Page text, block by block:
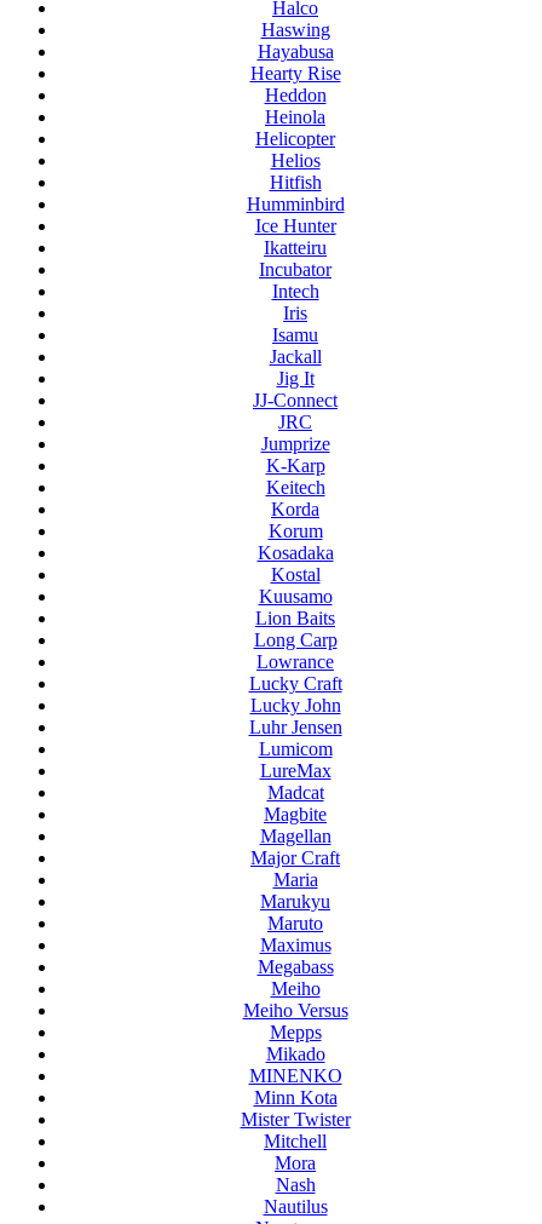
Halco
Haswing
Hayabusa
Hearty Rise
Heddon
Heinola
Helicopter
Helios
Hitfish
Humminbird
Ice Hunter
Ikatteiru
Incubator
Intech
Iris
Isamu
Jackall
Jig It
JJ-Connect
JRC
Jumprize
K-Karp
Keitech
Korda
Korum
Kosadaka
Kostal
Kuusamo
Lion Baits
Long Carp
Lowrance
Lucky Craft
Lucky John
Luhr Jensen
Lumicom
LureMax
Madcat
Magbite
Magellan
Major Craft
Maria
Marukyu
Maruto
Maximus
Megabass
Meiho
Meiho Versus
Mepps
Mikado
MINENKO
Minn Kota
Mister Twister
Mitchell
Mora
Nash
Nautilus